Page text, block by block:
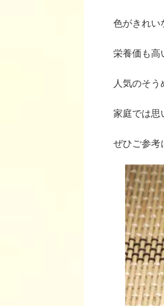
色がきれい
栄養価も高
人気のそう
家庭では思
ぜひご参考